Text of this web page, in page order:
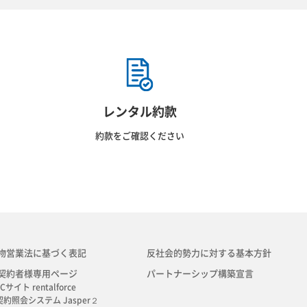
レンタル約款
約款をご確認ください
営業法に基づく表記
約者様専用ページ
サイト rentalforce
約照会システム Jasper２
反社会的勢力に対する基本方針
パートナーシップ構築宣言